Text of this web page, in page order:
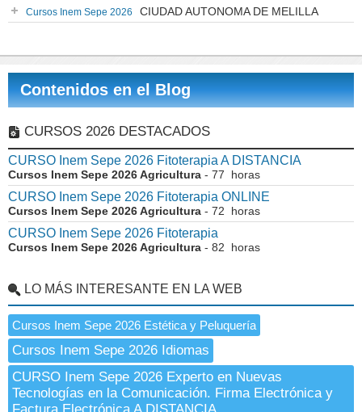
Cursos Inem Sepe 2026 CIUDAD AUTONOMA DE MELILLA
Contenidos en el Blog
CURSOS 2026 DESTACADOS
CURSO Inem Sepe 2026 Fitoterapia A DISTANCIA
Cursos Inem Sepe 2026 Agricultura - 77 horas
CURSO Inem Sepe 2026 Fitoterapia ONLINE
Cursos Inem Sepe 2026 Agricultura - 72 horas
CURSO Inem Sepe 2026 Fitoterapia
Cursos Inem Sepe 2026 Agricultura - 82 horas
LO MÁS INTERESANTE EN LA WEB
Cursos Inem Sepe 2026 Estética y Peluquería
Cursos Inem Sepe 2026 Idiomas
CURSO Inem Sepe 2026 Experto en Nuevas
Tecnologías en la Comunicación. Firma Electrónica y